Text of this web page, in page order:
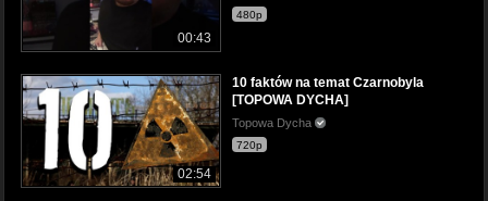
00:43
480p
02:54
10 faktów na temat Czarnobyla
[TOPOWA DYCHA]
Topowa Dycha
720p